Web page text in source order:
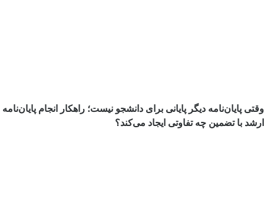
وقتی پایان‌نامه دیگر پایانی برای دانشجو نیست؛ راهکار انجام پایان‌نامه
ارشد با تضمین چه تفاوتی ایجاد می‌کند؟